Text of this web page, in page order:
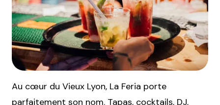
Au cœur du Vieux Lyon, La Feria porte
parfaitement son nom. Tapas, cocktails, DJ,